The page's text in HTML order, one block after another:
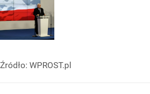
Źródło: WPROST.pl